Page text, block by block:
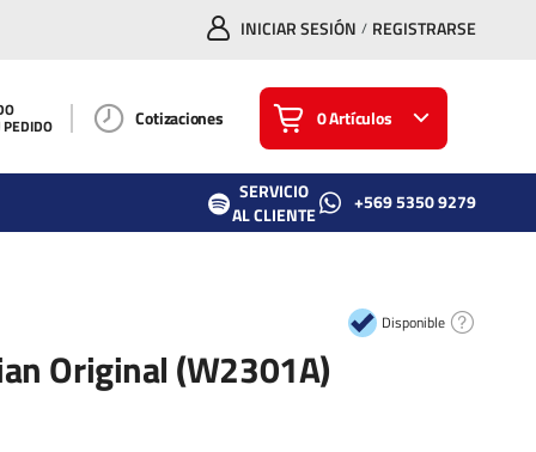
INICIAR SESIÓN / REGISTRARSE
PEDIDO Cotizaciones 0 Artículos
SERVICIO
AL CLIENTE
+569 5350 9279
Disponible
Original (W2301A)